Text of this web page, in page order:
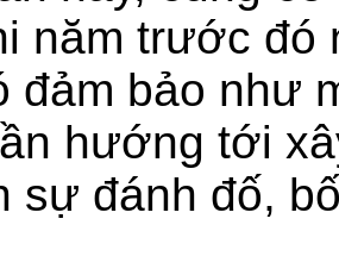
năm trước đó
đảm bảo như
hướng tới
sự đánh đố,